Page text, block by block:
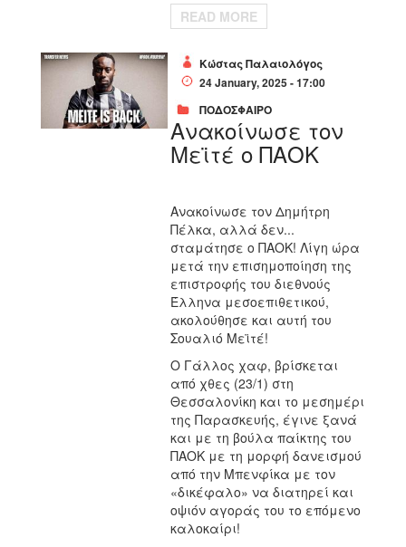
READ MORE
Κώστας Παλαιολόγος
24 January, 2025 - 17:00
ΠΟΔΟΣΦΑΙΡΟ
Ανακοίνωσε τον
Μεϊτέ ο ΠΑΟΚ
Ανακοίνωσε τον Δημήτρη
Πέλκα, αλλά δεν...
σταμάτησε ο ΠΑΟΚ! Λίγη ώρα
μετά την επισημοποίηση της
επιστροφής του διεθνούς
Έλληνα μεσοεπιθετικού,
ακολούθησε και αυτή του
Σουαλιό Μεϊτέ!
Ο Γάλλος χαφ, βρίσκεται
από χθες (23/1) στη
Θεσσαλονίκη και το μεσημέρι
της Παρασκευής, έγινε ξανά
και με τη βούλα παίκτης του
ΠΑΟΚ με τη μορφή δανεισμού
από την Μπενφίκα με τον
«δικέφαλο» να διατηρεί και
οψιόν αγοράς του το επόμενο
καλοκαίρι!